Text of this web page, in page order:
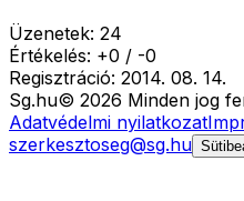
Üzenetek: 24
Értékelés: +0 / -0
Regisztráció: 2014. 08. 14.
Sg.hu© 2026 Minden jog
Adatvédelmi nyilatkozat
szerkesztoseg@sg.hu